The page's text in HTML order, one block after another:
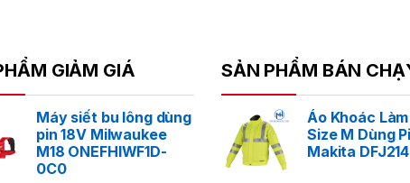
GIẢM GIÁ
Máy siết bu lông dùng
pin 18V Milwaukee
M18 ONEFHIWF1D-
0C0
SẢN PHẨM BÁN
Áo Khoác
Size M Dùng
Makita